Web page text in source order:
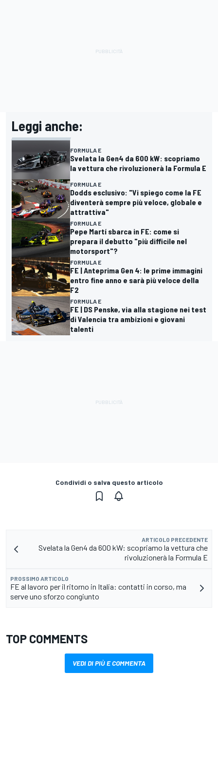
Leggi anche:
FORMULA E
Svelata la Gen4 da 600 kW: scopriamo
la vettura che rivoluzionerà la Formula E
FORMULA E
Dodds esclusivo: "Vi spiego come la FE
diventerà sempre più veloce, globale e
attrattiva"
FORMULA E
Pepe Martí sbarca in FE: come si
prepara il debutto "più difficile nel
motorsport"?
FORMULA E
FE | Anteprima Gen 4: le prime immagini
entro fine anno e sarà più veloce della
F2
FORMULA E
FE | DS Penske, via alla stagione nei test
di Valencia tra ambizioni e giovani
talenti
Condividi o salva questo articolo
ARTICOLO PRECEDENTE
Svelata la Gen4 da 600 kW: scopriamo la vettura che
rivoluzionerà la Formula E
PROSSIMO ARTICOLO
FE al lavoro per il ritorno in Italia: contatti in corso, ma
serve uno sforzo congiunto
TOP COMMENTS
VEDI DI PIÙ E COMMENTA